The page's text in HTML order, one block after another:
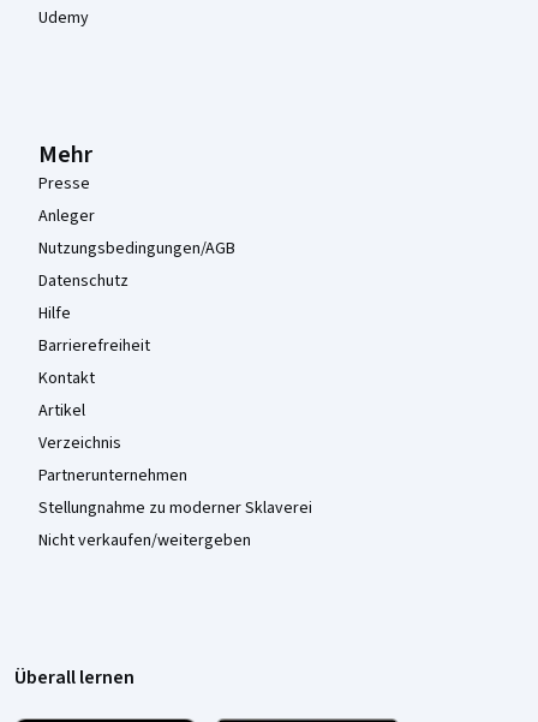
Udemy
Mehr
Presse
Anleger
Nutzungsbedingungen/AGB
Datenschutz
Hilfe
Barrierefreiheit
Kontakt
Artikel
Verzeichnis
Partnerunternehmen
Stellungnahme zu moderner Sklaverei
Nicht verkaufen/weitergeben
Überall lernen